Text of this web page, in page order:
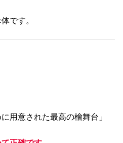
です。
用意された最高の檜舞台」